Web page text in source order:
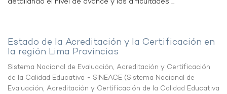
Estado de la Acreditación y la Certificación en
la región Lima Provincias
Sistema Nacional de Evaluación, Acreditación y Certificación
de la Calidad Educativa - SINEACE (Sistema Nacional de
Evaluación, Acreditación y Certificación de la Calidad Educativa